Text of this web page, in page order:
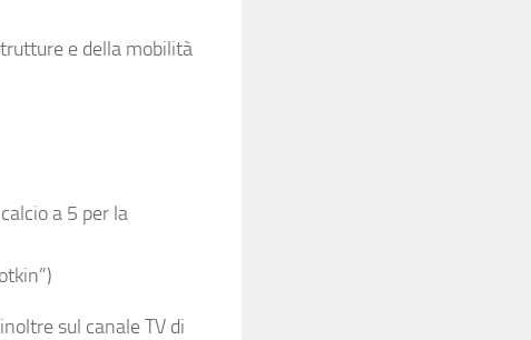
e della mobilità
a 5 per la
sul canale TV di